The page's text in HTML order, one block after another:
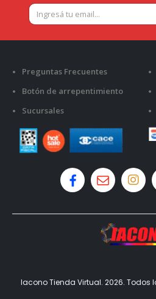
Preguntas Frecuentes
Botón de arrepentimiento
Sucursales
Iacono Tienda Virtual. 2026. Todos